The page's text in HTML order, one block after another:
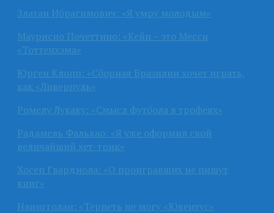
Златан Ибрагимович: «Я умру молодым»
Маурисио Почеттино: «Кейн – это Месси
«Тоттенхэма»
Юрген Клопп: «Сборная Бразилии хочет играть,
как «Ливерпуль»
Ромелу Лукаку: «Смысл футбола в трофеях»
Радамель Фалькао: «Я уже оформил свой
величайший хет-трик»
Хосеп Гвардиола: «О проигравших не пишут
книг»
Наингголан: «Терпеть не могу «Ювентус»